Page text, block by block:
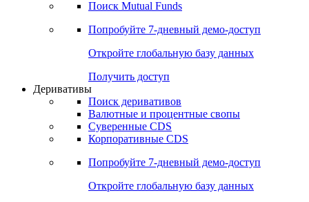
Поиск Mutual Funds
Попробуйте 7-дневный демо-доступ
Откройте глобальную базу данных
Получить доступ
Деривативы
Поиск деривативов
Валютные и процентные свопы
Суверенные CDS
Корпоративные CDS
Попробуйте 7-дневный демо-доступ
Откройте глобальную базу данных